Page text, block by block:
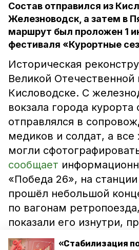
«Стабилизация
Состав отправился из
Железноводск, а затем в
маршрут был проложен 1
фестиваля «Курортные
Историческая
Великой
Кисловодске. С
вокзала города курорта
отправлялся в
медиков и солдат, а
могли
сообщает
«Победа 26», на
прошёл небольшой
по вагонам
показали его изнутри,
машиниста. Также им